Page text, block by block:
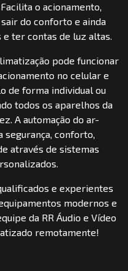
o acionamento,
do conforto e ainda
ter contas de luz altas.
pode funcionar
no celular e
de forma individual ou
todos os aparelhos da
A automação do ar-
conforto,
através de sistemas
e experientes
modernos e
da RR Áudio e Vídeo
remotamente!